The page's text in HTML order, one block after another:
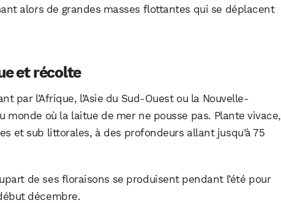
alors de grandes masses flottantes qui se déplacent
et récolte
par l’Afrique, l’Asie du Sud-Ouest ou la Nouvelle-
monde où la laitue de mer ne pousse pas. Plante vivace,
et sub littorales, à des profondeurs allant jusqu’à 75
de ses floraisons se produisent pendant l’été pour
décembre.